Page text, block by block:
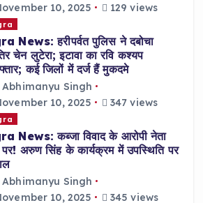
10, 2025
129 views
News: हरीपर्वत पुलिस ने दबोचा
चेन लुटेरा; इटावा का रवि कश्यप
कई जिलों में दर्ज हैं मुकदमे
Abhimanyu Singh
10, 2025
347 views
News: कब्जा विवाद के आरोपी नेता
अरुण सिंह के कार्यक्रम में उपस्थिति पर
Abhimanyu Singh
10, 2025
345 views